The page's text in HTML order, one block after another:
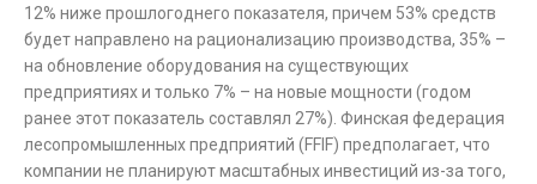
12% ниже прошлогоднего показателя, причем 53% средств
будет направлено на рационализацию производства, 35% –
на обновление оборудования на существующих
предприятиях и только 7% – на новые мощности (годом
ранее этот показатель составлял 27%). Финская федерация
лесопромышленных предприятий (FFIF) предполагает, что
компании не планируют масштабных инвестиций из-за того,